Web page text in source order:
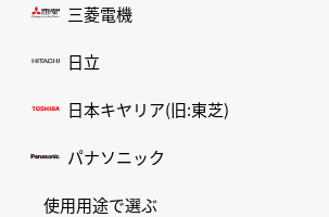
三菱電機
日立
日本キヤリア(旧:東芝)
パナソニック
使用用途で選ぶ